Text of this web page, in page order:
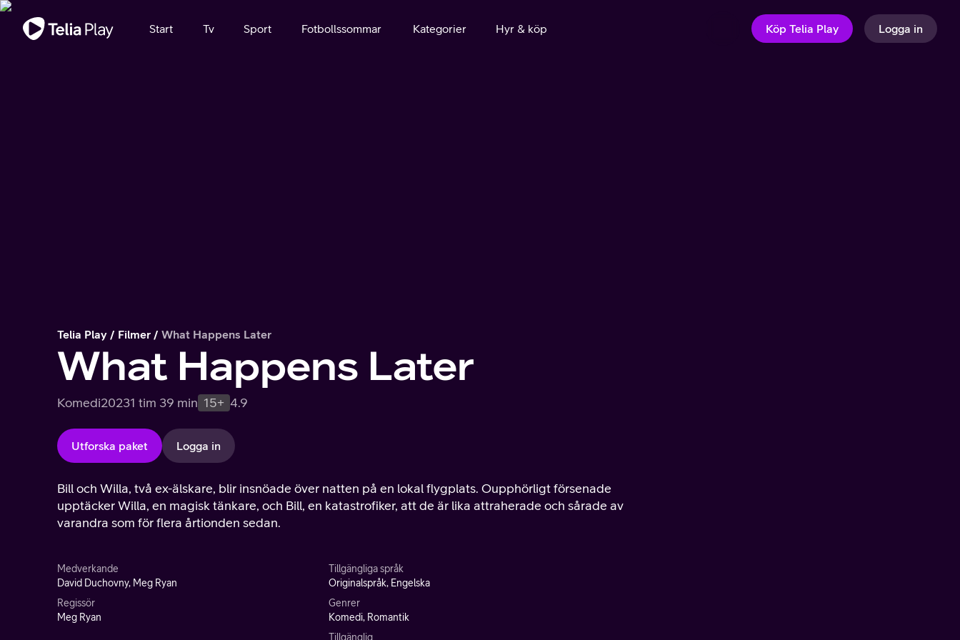
Viktigt meddelande
Start Tv Sport Fotbollssommar Kategorier Hyr & köp Köp Telia Play Logga in
Telia Play Filmer What Happens Later
What Happens Later
Komedi20231 tim 39 min 15+ 4.9
Utforska paket Logga in
Bill och Willa, två ex-älskare, blir insnöade över natten på en lokal flygplats. Oupphörligt försenade
upptäcker Willa, en magisk tänkare, och Bill, en katastrofiker, att de är lika attraherade och sårade av
varandra som för flera årtionden sedan.
Medverkande
David Duchovny, Meg Ryan
Regissör
Meg Ryan
Tillgängliga språk
Originalspråk, Engelska
Genrer
Komedi, Romantik
Tillgänglig